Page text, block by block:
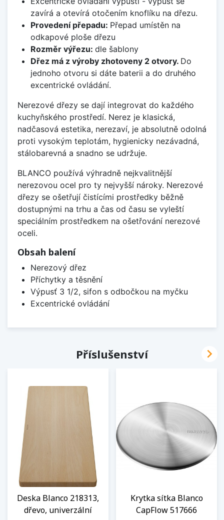
zavírá a otevírá otočením knoflíku na dřezu.
Provedení přepadu: Přepad umístěn na
odkapové ploše dřezu
Rozměr výřezu: dle šablony
Dřez má z výroby zhotoveny 2 otvory. Do
jednoho otvoru si dáte baterii a do druhého
excentrické ovládání.
Nerezové dřezy se dají integrovat do každého
kuchyňského prostředí. Nerez je klasická,
nadčasová estetika, nerezaví, je absolutně odolná
proti vysokým teplotám, hygienicky nezávadná,
stálobarevná a snadno se udržuje.
BLANCO používá výhradně nejkvalitnější
nerezovou ocel pro ty nejvyšší nároky. Nerezové
dřezy se ošetřují čistícími prostředky běžně
dostupnými na trhu a čas od času se vyleští
speciálním prostředkem na ošetřování nerezové
oceli.
Obsah balení
Nerezový dřez
Příchytky a těsnění
Výpusť 3 1/2, sifon s odbočkou na myčku
Excentrické ovládání
Příslušenství
Deska Blanco 218313,
dřevo, univerzální
Krytka sítka Blanco
CapFlow 517666
